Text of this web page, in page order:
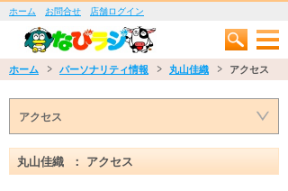
ホーム お問合せ 店舗ログイン
ホーム パーソナリティ情報 丸山佳織 アクセス
アクセス
丸山佳織 ： アクセス